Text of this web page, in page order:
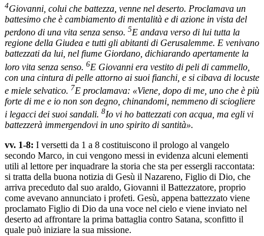
4Giovanni, colui che battezza, venne nel deserto. Proclamava un
battesimo che è cambiamento di mentalità e di azione in vista del
perdono di una vita senza senso. 5E andava verso di lui tutta la
regione della Giudea e tutti gli abitanti di Gerusalemme. E venivano
battezzati da lui, nel fiume Giordano, dichiarando apertamente la
loro vita senza senso. 6E Giovanni era vestito di peli di cammello,
con una cintura di pelle attorno ai suoi fianchi, e si cibava di locuste
e miele selvatico. 7E proclamava: «Viene, dopo di me, uno che è più
forte di me e io non son degno, chinandomi, nemmeno di sciogliere
i legacci dei suoi sandali. 8Io vi ho battezzati con acqua, ma egli vi
battezzerà immergendovi in uno spirito di santità».
vv. 1-8: I versetti da 1 a 8 costituiscono il prologo al vangelo
secondo Marco, in cui vengono messi in evidenza alcuni elementi
utili al lettore per inquadrare la storia che sta per essergli raccontata:
si tratta della buona notizia di Gesù il Nazareno, Figlio di Dio, che
arriva preceduto dal suo araldo, Giovanni il Battezzatore, proprio
come avevano annunciato i profeti. Gesù, appena battezzato viene
proclamato Figlio di Dio da una voce nel cielo e viene inviato nel
deserto ad affrontare la prima battaglia contro Satana, sconfitto il
quale può iniziare la sua missione.